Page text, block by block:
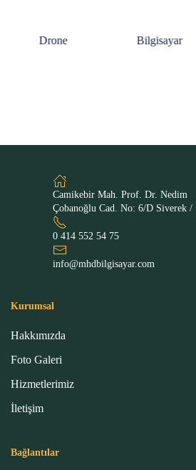
Bilgisayar Laptop
Camikebir Mah. Prof. Dr. Nedim
Çobanoğlu Cad. No: 6/D Siverek /
0 414 552 54 75
info@mhdbilgisayar.com
Kurumsal
Hakkımızda
Foto Galeri
Hizmetlerimiz
İletişim
Bağlantılar